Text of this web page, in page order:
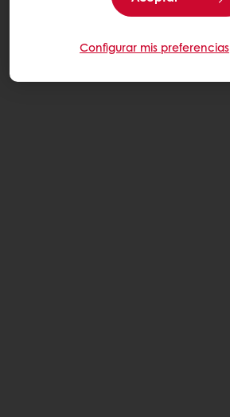
Configurar mis preferencias